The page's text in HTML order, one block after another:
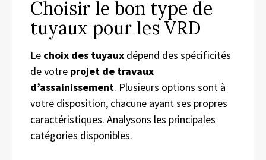
Choisir le bon type de
tuyaux pour les VRD
Le choix des tuyaux dépend des spécificités
de votre projet de travaux
d’assainissement. Plusieurs options sont à
votre disposition, chacune ayant ses propres
caractéristiques. Analysons les principales
catégories disponibles.